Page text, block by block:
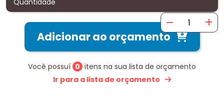
Quantidade
Adicionar ao orçamento
Você possuí 0 itens na sua lista de orçamento
Ir para a lista de orçamento